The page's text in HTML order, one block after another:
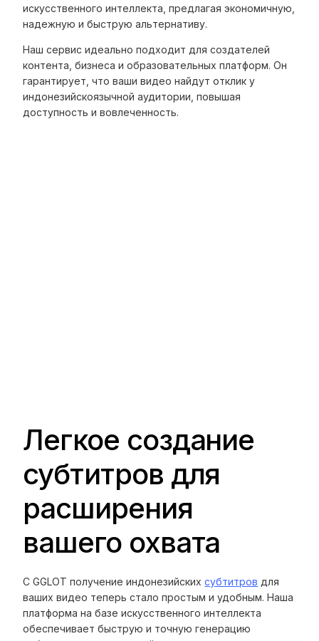
искусственного интеллекта, предлагая экономичную,
надежную и быструю альтернативу.
Наш сервис идеально подходит для создателей
контента, бизнеса и образовательных платформ. Он
гарантирует, что ваши видео найдут отклик у
индонезийскоязычной аудитории, повышая
доступность и вовлеченность.
Легкое создание
субтитров для
расширения
вашего охвата
С GGLOT получение индонезийскихсубтитров для
ваших видео теперь стало простым и удобным. Наша
платформа на базе искусственного интеллекта
обеспечивает быструю и точную генерацию